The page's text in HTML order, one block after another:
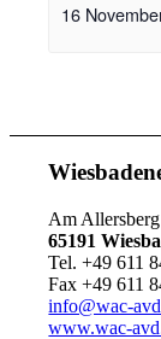
16
Am Allersberg
65191
Tel. +49 611
Fax +49 611
info@wac-
www.wac-